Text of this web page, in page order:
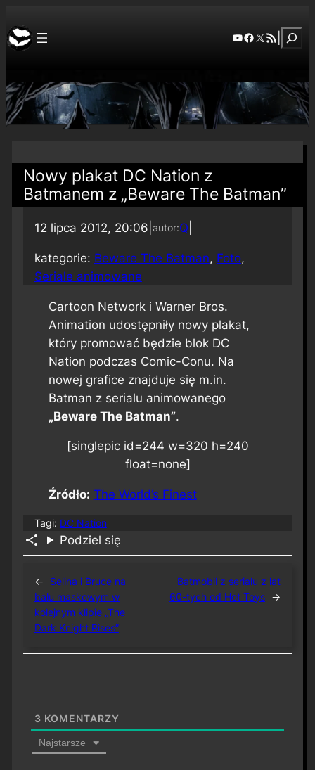
YouTube
Facebook
X RSS Feed
Nowy plakat DC Nation z
Batmanem z „Beware The Batman”
12 lipca 2012, 20:06 autor:Q
kategorie: Beware The Batman, Foto
Seriale animowane
Cartoon Network i Warner Bros.
Animation udostępniły nowy plakat,
który promować będzie blok DC
Nation podczas Comic-Conu. Na
nowej grafice znajduje się m.in.
Batman z serialu animowanego
„Beware The Batman”.
[singlepic id=244 w=320 h=240
float=none]
Źródło: The World’s Finest
Tagi: DC Nation
Podziel się
←
Selina i Bruce na
balu maskowym w
kolejnym klipie „The
Dark Knight Rises”
Batmobil z serialu z lat
60-tych od Hot Toys →
3 KOMENTARZY
Najstarsze